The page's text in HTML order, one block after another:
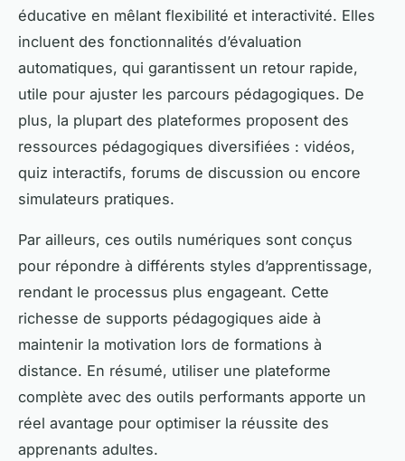
éducative en mêlant flexibilité et interactivité. Elles
incluent des fonctionnalités d’évaluation
automatiques, qui garantissent un retour rapide,
utile pour ajuster les parcours pédagogiques. De
plus, la plupart des plateformes proposent des
ressources pédagogiques diversifiées : vidéos,
quiz interactifs, forums de discussion ou encore
simulateurs pratiques.
Par ailleurs, ces outils numériques sont conçus
pour répondre à différents styles d’apprentissage,
rendant le processus plus engageant. Cette
richesse de supports pédagogiques aide à
maintenir la motivation lors de formations à
distance. En résumé, utiliser une plateforme
complète avec des outils performants apporte un
réel avantage pour optimiser la réussite des
apprenants adultes.